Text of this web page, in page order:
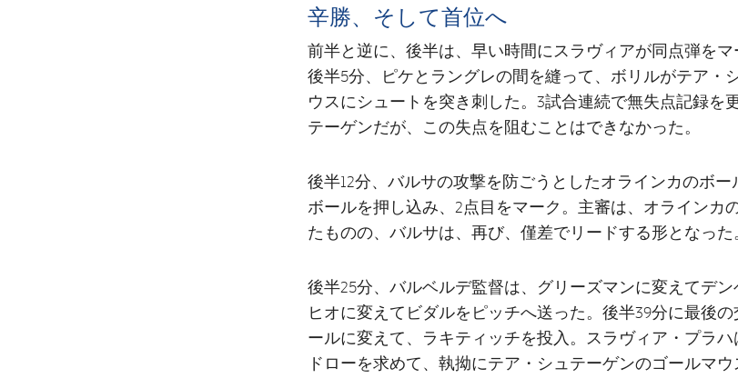
辛勝、そして首位へ
前半と逆に、後半は、早い時間にスラヴィアが同点弾をマ
後半5分、ピケとラングレの間を縫って、ボリルがテア・
ウスにシュートを突き刺した。3試合連続で無失点記録を
テーゲンだが、この失点を阻むことはできなかった。
後半12分、バルサの攻撃を防ごうとしたオラインカのボー
ボールを押し込み、2点目をマーク。主審は、オラインカ
たものの、バルサは、再び、僅差でリードする形となった
後半25分、バルベルデ監督は、グリーズマンに変えてデ
ヒオに変えてビダルをピッチへ送った。後半39分に最後
ールに変えて、ラキティッチを投入。スラヴィア・プラハ
ドローを求めて、執拗にテア・シュテーゲンのゴールマ